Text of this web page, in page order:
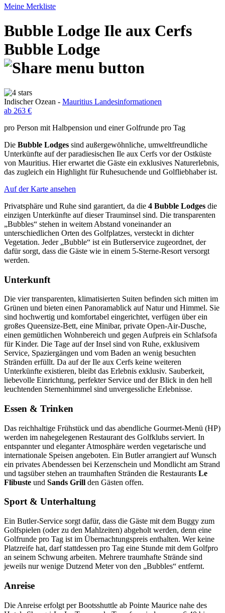
Meine Merkliste
Bubble Lodge Ile aux Cerfs
Bubble Lodge
Indischer Ozean - Mauritius Landesinformationen
ab 263 €
pro Person mit Halbpension und einer Golfrunde pro Tag
Die Bubble Lodges sind außergewöhnliche, umweltfreundliche
Unterkünfte auf der paradiesischen Ile aux Cerfs vor der Ostküste
von Mauritius. Hier erwartet die Gäste ein exklusives Naturerlebnis,
das zugleich ein Highlight für Ruhesuchende und Golfliebhaber ist.
Auf der Karte ansehen
Privatsphäre und Ruhe sind garantiert, da die 4 Bubble Lodges die
einzigen Unterkünfte auf dieser Trauminsel sind. Die transparenten
„Bubbles“ stehen in weitem Abstand voneinander an
unterschiedlichen Orten des Golfplatzes, versteckt in dichter
Vegetation. Jeder „Bubble“ ist ein Butlerservice zugeordnet, der
dafür sorgt, dass die Gäste wie in einem 5-Sterne-Resort versorgt
werden.
Unterkunft
Die vier transparenten, klimatisierten Suiten befinden sich mitten im
Grünen und bieten einen Panoramablick auf Natur und Himmel. Sie
sind hochwertig und komfortabel eingerichtet, verfügen über ein
großes Queensize-Bett, eine Minibar, private Open-Air-Dusche,
einen gemütlichen Wohnbereich und gegen Aufpreis ein Schlafsofa
für Kinder. Die Tage auf der Insel sind von Ruhe, exklusivem
Service, Spaziergängen und vom Baden an wenig besuchten
Stränden erfüllt. Da auf der Ile aux Cerfs keine weiteren
Unterkünfte existieren, bleibt das Erlebnis exklusiv. Sauberkeit,
liebevolle Einrichtung, perfekter Service und der Blick in den hell
leuchtenden Sternenhimmel sind unvergessliche Erlebnisse.
Essen & Trinken
Das reichhaltige Frühstück und das abendliche Gourmet-Menü (HP)
werden im nahegelegenen Restaurant des Golfklubs serviert. In
entspannter und eleganter Atmosphäre werden vegetarische und
internationale Speisen angeboten. Ein Butler arrangiert auf Wunsch
ein privates Abendessen bei Kerzenschein und Mondlicht am Strand
und tagsüber stehen an traumhaften Stränden die Restaurants Le
Flibuste und Sands Grill den Gästen offen.
Sport & Unterhaltung
Ein Butler-Service sorgt dafür, dass die Gäste mit dem Buggy zum
Golfspielen (oder zu den Mahlzeiten) abgeholt werden, denn eine
Golfrunde pro Tag ist im Übernachtungspreis enthalten. Wer keine
Platzreife hat, darf stattdessen pro Tag eine Stunde mit dem Golfpro
an seinem Schwung arbeiten. Mehrere traumhafte Strände sind
jeweils nur wenige Dutzend Meter von den „Bubbles“ entfernt.
Anreise
Die Anreise erfolgt per Bootsshuttle ab Pointe Maurice nahe des